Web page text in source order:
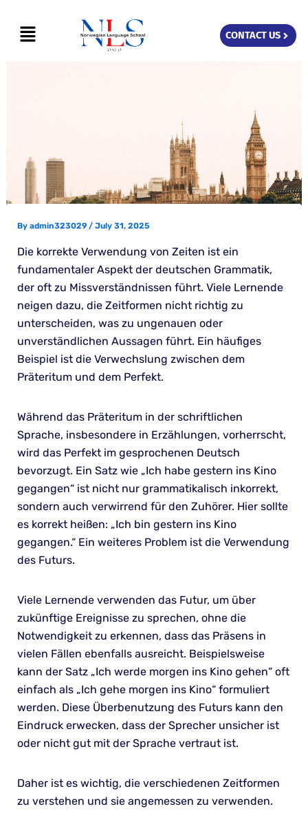
content
Menu CONTACT US
By admin323029 / July 31, 2025
Die korrekte Verwendung von Zeiten ist ein
fundamentaler Aspekt der deutschen Grammatik,
der oft zu Missverständnissen führt. Viele Lernende
neigen dazu, die Zeitformen nicht richtig zu
unterscheiden, was zu ungenauen oder
unverständlichen Aussagen führt. Ein häufiges
Beispiel ist die Verwechslung zwischen dem
Präteritum und dem Perfekt.
Während das Präteritum in der schriftlichen
Sprache, insbesondere in Erzählungen, vorherrscht,
wird das Perfekt im gesprochenen Deutsch
bevorzugt. Ein Satz wie „Ich habe gestern ins Kino
gegangen“ ist nicht nur grammatikalisch inkorrekt,
sondern auch verwirrend für den Zuhörer. Hier sollte
es korrekt heißen: „Ich bin gestern ins Kino
gegangen.“ Ein weiteres Problem ist die Verwendung
des Futurs.
Viele Lernende verwenden das Futur, um über
zukünftige Ereignisse zu sprechen, ohne die
Notwendigkeit zu erkennen, dass das Präsens in
vielen Fällen ebenfalls ausreicht. Beispielsweise
kann der Satz „Ich werde morgen ins Kino gehen“ oft
einfach als „Ich gehe morgen ins Kino“ formuliert
werden. Diese Überbenutzung des Futurs kann den
Eindruck erwecken, dass der Sprecher unsicher ist
oder nicht gut mit der Sprache vertraut ist.
Daher ist es wichtig, die verschiedenen Zeitformen
zu verstehen und sie angemessen zu verwenden.